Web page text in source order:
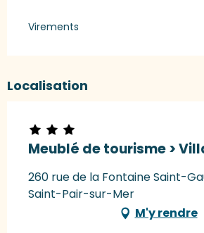
Virements
Localisation
Meublé de tourisme >
260 rue de la Fontaine Saint-
Saint-Pair-sur-Mer
M'y rendre